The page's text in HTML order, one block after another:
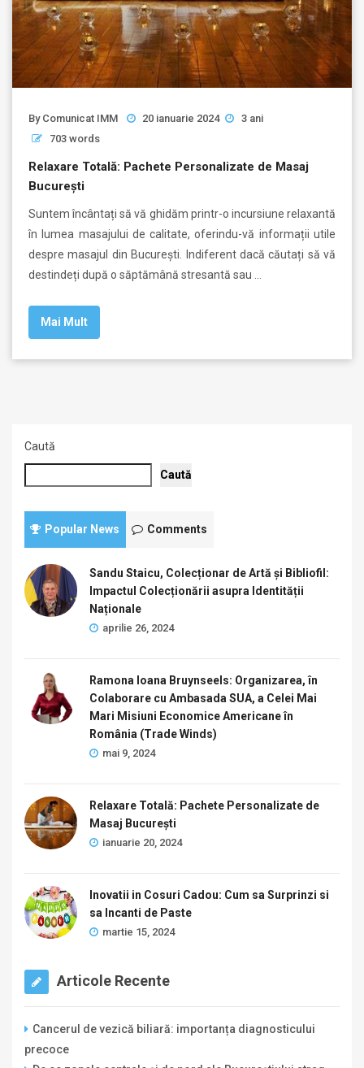
By Comunicat IMM 20 ianuarie 2024
3 ani
703 words
Relaxare Totală: Pachete Personalizate de Masaj
București
Suntem încântați să vă ghidăm printr-o incursiune relaxantă
în lumea masajului de calitate, oferindu-vă informații utile
despre masajul din București. Indiferent dacă căutați să vă
destindeți după o săptămână stresantă sau …
Mai Mult
Caută
Caută
Popular News Comments
Sandu Staicu, Colecționar de Artă și Bibliofil:
Impactul Colecționării asupra Identității
Naționale
aprilie 26, 2024
Ramona Ioana Bruynseels: Organizarea, în
Colaborare cu Ambasada SUA, a Celei Mai
Mari Misiuni Economice Americane în
România (Trade Winds)
mai 9, 2024
Relaxare Totală: Pachete Personalizate de
Masaj București
ianuarie 20, 2024
Inovatii in Cosuri Cadou: Cum sa Surprinzi si
sa Incanti de Paste
martie 15, 2024
Articole Recente
Cancerul de vezică biliară: importanța diagnosticului
precoce